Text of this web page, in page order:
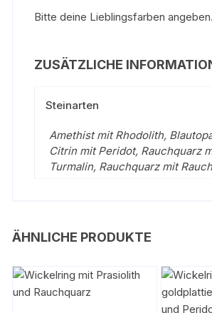
Bitte deine Lieblingsfarben angeben.
ZUSÄTZLICHE
Steinarten
Amethist mit Rhodolith,
Citrin mit Peridot, Rauchquarz
Turmalin, Rauchquarz mit
ÄHNLICHE PRODUKTE